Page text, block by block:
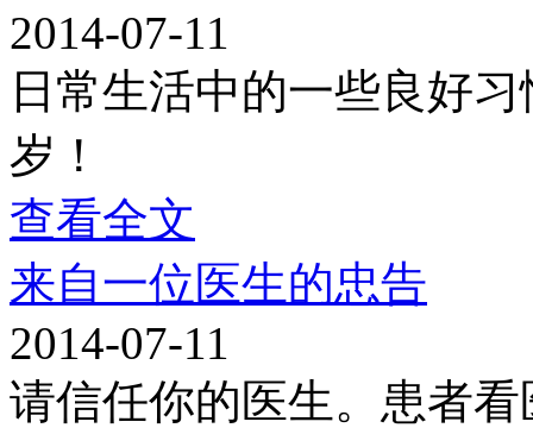
2014-07-11
日常生活中的一些良好
岁！
查看全文
来自一位医生的忠告
2014-07-11
请信任你的医生。患者